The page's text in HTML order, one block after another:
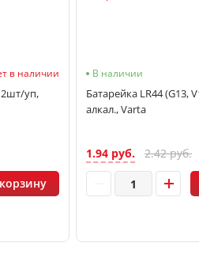
в наличии
2шт/уп,
В наличии
Батарейка LR44 (G13,
алкал., Varta
1.94 руб. 2.42 руб.